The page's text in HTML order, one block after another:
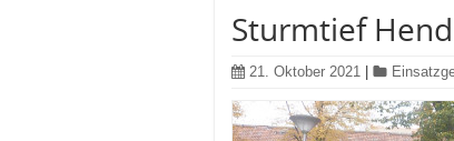
Sturmtief
21. Oktober 2021